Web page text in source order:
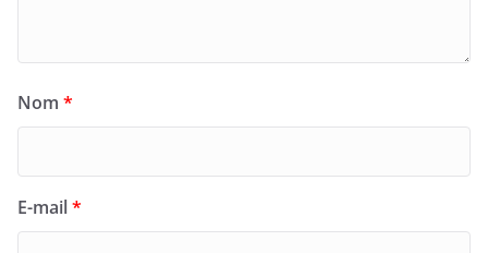
Nom *
E-mail*